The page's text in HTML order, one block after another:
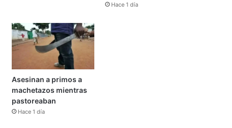
Hace 1 día
Asesinan a primos a
machetazos mientras
pastoreaban
Hace 1 día